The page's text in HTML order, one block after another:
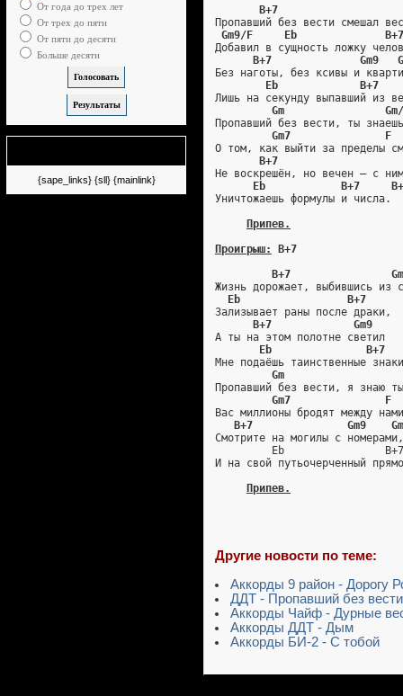
От года до трех лет
От трех до пяти
От пяти до десяти
Больше десяти
{sape_links} {sll} {mainlink}
B+7
Пропавший без вести смешал
Gm9/F     Eb              B+7
Добавил в сущность ложку
B+7              Gm9
Без наготы, без ксивы и
Eb             B+7
Лишь на секунду выпавший из
Gm                Gm/
Пропавший без вести, ты
Gm7               F
О том, как выйти за пределы
B+7
Не воскрешён, но вечен – с
Eb            B+7
Уничтожаешь формулы и числа.
Припев.
Проигрыш:
B+7
B+7
Жизнь дорожает, выбившись из
Eb                 B+7
Зализывает раны после драки,
B+7             Gm9
А ты на этом полотне светил
Eb               B+7
Мне подаёшь таинственные
Gm
Пропавший без вести, я знаю
Gm7               F
Вас миллионы бродят между
B+7               Gm9
Смотрите на могилы с номерами,
Eb
И на свой путьочерченный
Припев.
Другие новости по теме:
Аккорды 9 район - Дорогу
ДДТ - Пропавший без
Аккорды Чайф - Дурные
Аккорды ДДТ - Дым
Аккорды БИ-2 - С тобой